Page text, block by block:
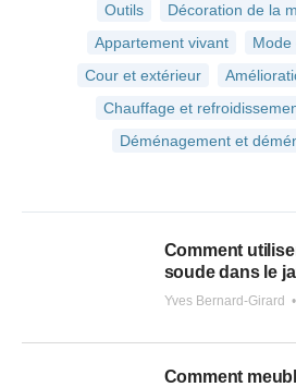
Outils
Décoration de la
Appartement vivant
Mode
Cour et extérieur
Chauffage et
Déménagement et
Comment
soude dans le
Yves Bernard-Girard •
Comment